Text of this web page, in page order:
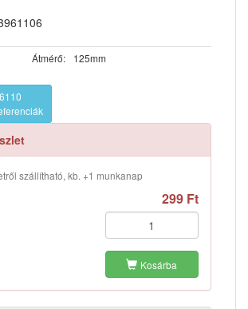
Átmérő: 125mm
szállítható, kb. +1 munkanap
299 Ft
Kosárba